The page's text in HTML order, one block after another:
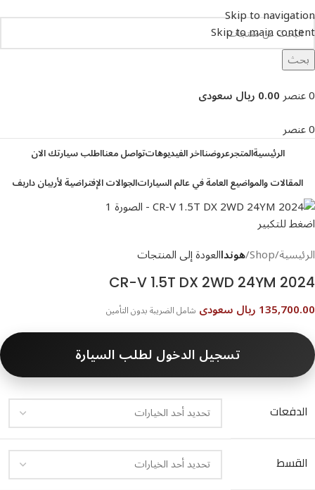
Skip to navigation
Skip to main content
بحث
0عنصر0.00 ريال سعودى
0عنصر
الرئيسيةالمتجرعروضنااخر الفيديوهاتتواصل معنااطلب سيارتك الان
المقالات والمواضيع العامة في عالم السياراتالجوالات الإفتراضية لأربيان داريف
اضغط للتكبير
الرئيسية Shopهونداالعودة إلى المنتجات
CR-V 1.5T DX 2WD 24YM 2024
135,700.00 ريال سعودى شامل الضريبة بدون التأمين
تسجيل الدخول لطلب السيارة
الدفعات
القسط